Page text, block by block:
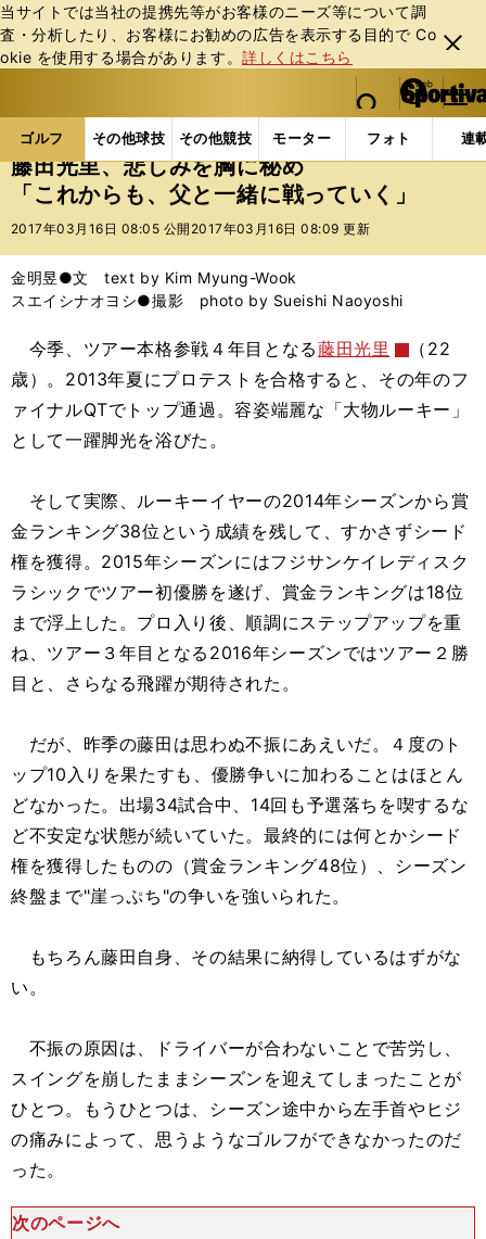
当サイトでは当社の提携先等がお客様のニーズ等について調
査・分析したり、お客様にお勧めの広告を表⽰する⽬的で Co
okie を使⽤する場合があります。詳しくはこちら
閉じ
る
web Sportiva (webスポルティーバ)
検索
マイペ
ー
ジ
メニュ
ゴルフ その他球技 その他競技 モーター フォト 連
ス
ポ
ル
バ
ゴルフの記事一覧 ゴルフ 女子ゴルフ 藤田光里
藤田光里、悲しみを胸に秘め
「これからも、父と一緒に戦っていく」
2017年03月16日 08:05 公開 2017年03月16日 08:09 更新
金明昱●文 text by Kim Myung-Wook
スエイシナオヨシ●撮影 photo by Sueishi Naoyoshi
今季、ツアー本格参戦４年目となる藤田光里
（22
歳）。2013年夏にプロテストを合格すると、その年のフ
ァイナルQTでトップ通過。容姿端麗な「大物ルーキー」
として一躍脚光を浴びた。
そして実際、ルーキーイヤーの2014年シーズンから賞
金ランキング38位という成績を残して、すかさずシード
権を獲得。2015年シーズンにはフジサンケイレディスク
ラシックでツアー初優勝を遂げ、賞金ランキングは18位
まで浮上した。プロ入り後、順調にステップアップを重
ね、ツアー３年目となる2016年シーズンではツアー２勝
目と、さらなる飛躍が期待された。
だが、昨季の藤田は思わぬ不振にあえいだ。４度のト
ップ10入りを果たすも、優勝争いに加わることはほとん
どなかった。出場34試合中、14回も予選落ちを喫するな
ど不安定な状態が続いていた。最終的には何とかシード
権を獲得したものの（賞金ランキング48位）、シーズン
終盤まで"崖っぷち"の争いを強いられた。
もちろん藤田自身、その結果に納得しているはずがな
い。
不振の原因は、ドライバーが合わないことで苦労し、
スイングを崩したままシーズンを迎えてしまったことが
ひとつ。もうひとつは、シーズン途中から左手首やヒジ
の痛みによって、思うようなゴルフができなかったのだ
った。
次のページへ